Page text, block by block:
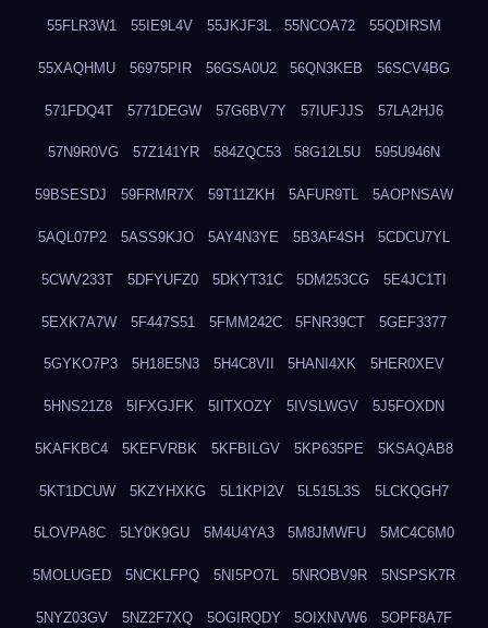
55FLR3W1 55IE9L4V 55JKJF3L 55NCOA72 55QDIRSM
55XAQHMU 56975PIR 56GSA0U2 56QN3KEB 56SCV4BG
571FDQ4T 5771DEGW 57G6BV7Y 57IUFJJS 57LA2HJ6
57N9R0VG 57Z141YR 584ZQC53 58G12L5U 595U946N
59BSESDJ 59FRMR7X 59T11ZKH 5AFUR9TL 5AOPNSAW
5AQL07P2 5ASS9KJO 5AY4N3YE 5B3AF4SH 5CDCU7YL
5CWV233T 5DFYUFZ0 5DKYT31C 5DM253CG 5E4JC1TI
5EXK7A7W 5F447S51 5FMM242C 5FNR39CT 5GEF3377
5GYKO7P3 5H18E5N3 5H4C8VII 5HANI4XK 5HER0XEV
5HNS21Z8 5IFXGJFK 5IITXOZY 5IVSLWGV 5J5FOXDN
5KAFKBC4 5KEFVRBK 5KFBILGV 5KP635PE 5KSAQAB8
5KT1DCUW 5KZYHXKG 5L1KPI2V 5L515L3S 5LCKQGH7
5LOVPA8C 5LY0K9GU 5M4U4YA3 5M8JMWFU 5MC4C6M0
5MOLUGED 5NCKLFPQ 5NI5PO7L 5NROBV9R 5NSPSK7R
5NYZ03GV 5NZ2F7XQ 5OGIRQDY 5OIXNVW6 5OPF8A7F